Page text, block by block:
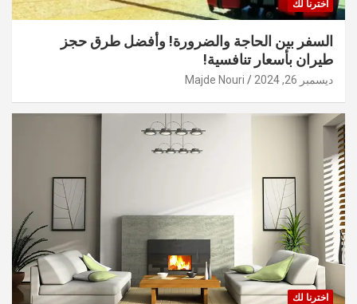
اخترنا لك
السفر بين الحاجة والضرورة! وأفضل طرق حجز
طيران بأسعار تنافسية!
ديسمبر 26, 2024 Majde Nouri
اخترنا لك